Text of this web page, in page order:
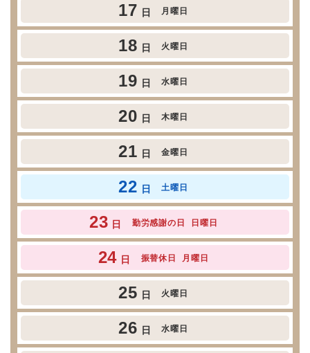
17 日 月曜日
18 日 火曜日
19 日 水曜日
20 日 木曜日
21 日 金曜日
22 日 土曜日
23 日 勤労感謝の日 日曜日
24 日 振替休日 月曜日
25 日 火曜日
26 日 水曜日